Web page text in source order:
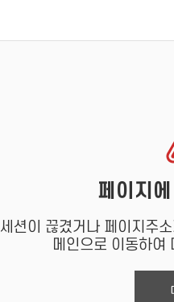
페이지
세션이 끊겼거나 페이지주
메인으로 이동하여